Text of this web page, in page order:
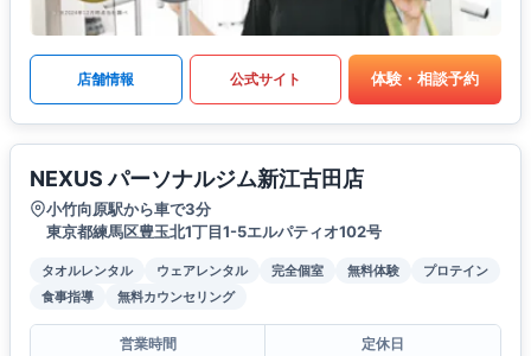
店舗情報 公式サイト 体験・相談予約
NEXUS パーソナルジム新江古田店
小竹向原駅から車で3分
東京都練馬区豊玉北1丁目1-5エルパティオ102号
タオルレンタル ウェアレンタル 完全個室 無料体験
プロテイン
食事指導
無料カウンセリング
営業時間
定休日